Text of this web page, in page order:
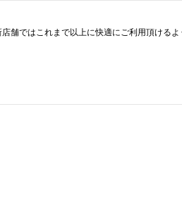
舗ではこれまで以上に快適にご利用頂ける